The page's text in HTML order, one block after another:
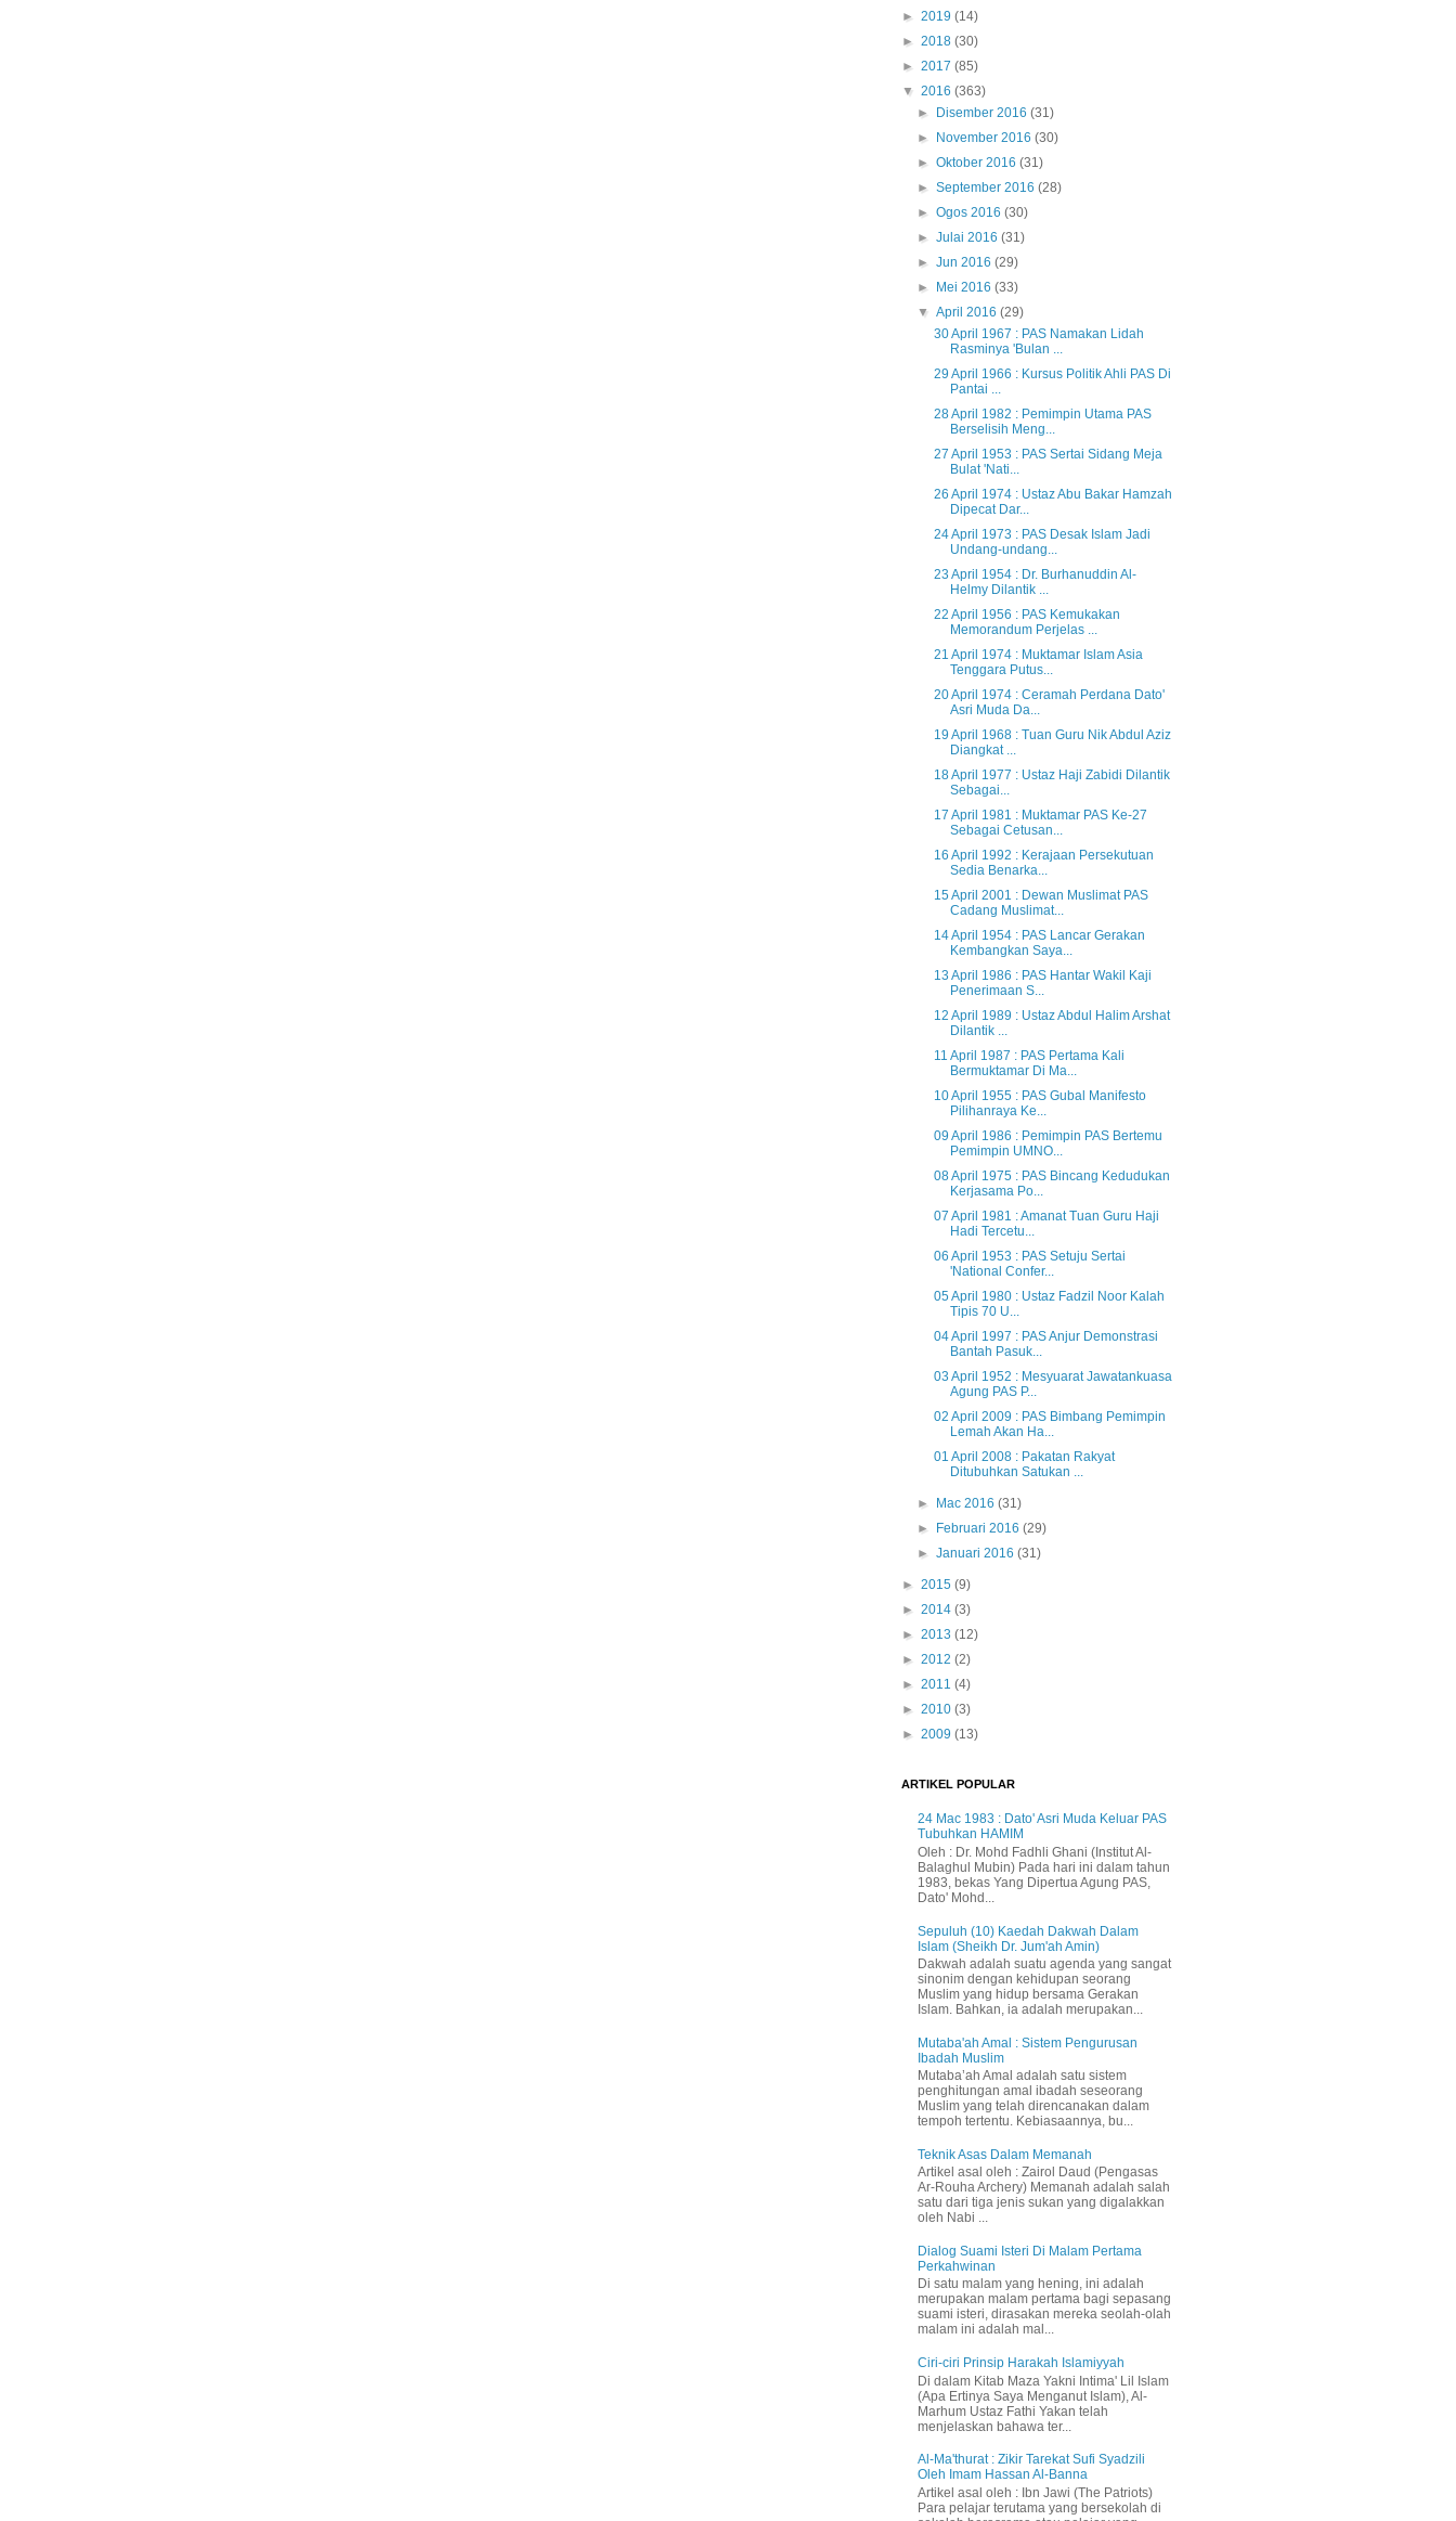
► 2019 (14)
► 2018 (30)
► 2017 (85)
▼ 2016 (363)
►
Disember 2016(31)
►
November 2016(30)
►Oktober 2016(31)
►September 2016(28)
►Ogos 2016(30)
►Julai 2016(31)
►Jun 2016(29)
►
Mei 2016(33)
▼April 2016(29)
30 April 1967 : PAS Namakan Lidah
Rasminya 'Bulan ...
29 April 1966 : Kursus Politik Ahli PAS Di
Pantai ...
28 April 1982 : Pemimpin Utama PAS
Berselisih Meng...
27 April 1953 : PAS Sertai Sidang Meja
Bulat 'Nati...
26 April 1974 : Ustaz Abu Bakar Hamzah
Dipecat Dar...
24 April 1973 : PAS Desak Islam Jadi
Undang-undang...
23 April 1954 : Dr. Burhanuddin Al-
Helmy Dilantik ...
22 April 1956 : PAS Kemukakan
Memorandum Perjelas ...
21 April 1974 : Muktamar Islam Asia
Tenggara Putus...
20 April 1974 : Ceramah Perdana Dato'
Asri Muda Da...
19 April 1968 : Tuan Guru Nik Abdul Aziz
Diangkat ...
18 April 1977 : Ustaz Haji Zabidi Dilantik
Sebagai...
17 April 1981 : Muktamar PAS Ke-27
Sebagai Cetusan...
16 April 1992 : Kerajaan Persekutuan
Sedia Benarka...
15 April 2001 : Dewan Muslimat PAS
Cadang Muslimat...
14 April 1954 : PAS Lancar Gerakan
Kembangkan Saya...
13 April 1986 : PAS Hantar Wakil Kaji
Penerimaan S...
12 April 1989 : Ustaz Abdul Halim Arshat
Dilantik ...
11 April 1987 : PAS Pertama Kali
Bermuktamar Di Ma...
10 April 1955 : PAS Gubal Manifesto
Pilihanraya Ke...
09 April 1986 : Pemimpin PAS Bertemu
Pemimpin UMNO...
08 April 1975 : PAS Bincang Kedudukan
Kerjasama Po...
07 April 1981 : Amanat Tuan Guru Haji
Hadi Tercetu...
06 April 1953 : PAS Setuju Sertai
'National Confer...
05 April 1980 : Ustaz Fadzil Noor Kalah
Tipis 70 U...
04 April 1997 : PAS Anjur Demonstrasi
Bantah Pasuk...
03 April 1952 : Mesyuarat Jawatankuasa
Agung PAS P...
02 April 2009 : PAS Bimbang Pemimpin
Lemah Akan Ha...
01 April 2008 : Pakatan Rakyat
Ditubuhkan Satukan ...
► Mac 2016(31)
►
Februari 2016(29)
►Januari 2016(31)
► 2015 (9)
► 2014 (3)
► 2013 (12)
► 2012 (2)
► 2011 (4)
► 2010 (3)
► 2009 (13)
ARTIKEL POPULAR
24 Mac 1983 : Dato' Asri Muda Keluar PAS
Tubuhkan HAMIM
Oleh : Dr. Mohd Fadhli Ghani (Institut Al-
Balaghul Mubin) Pada hari ini dalam tahun
1983, bekas Yang Dipertua Agung PAS,
Dato' Mohd...
Sepuluh (10) Kaedah Dakwah Dalam
Islam (Sheikh Dr. Jum'ah Amin)
Dakwah adalah suatu agenda yang sangat
sinonim dengan kehidupan seorang
Muslim yang hidup bersama Gerakan
Islam. Bahkan, ia adalah merupakan...
Mutaba'ah Amal : Sistem Pengurusan
Ibadah Muslim
Mutaba’ah Amal adalah satu sistem
penghitungan amal ibadah seseorang
Muslim yang telah direncanakan dalam
tempoh tertentu. Kebiasaannya, bu...
Teknik Asas Dalam Memanah
Artikel asal oleh : Zairol Daud (Pengasas
Ar-Rouha Archery) Memanah adalah salah
satu dari tiga jenis sukan yang digalakkan
oleh Nabi ...
Dialog Suami Isteri Di Malam Pertama
Perkahwinan
Di satu malam yang hening, ini adalah
merupakan malam pertama bagi sepasang
suami isteri, dirasakan mereka seolah-olah
malam ini adalah mal...
Ciri-ciri Prinsip Harakah Islamiyyah
Di dalam Kitab Maza Yakni Intima' Lil Islam
(Apa Ertinya Saya Menganut Islam), Al-
Marhum Ustaz Fathi Yakan telah
menjelaskan bahawa ter...
Al-Ma'thurat : Zikir Tarekat Sufi Syadzili
Oleh Imam Hassan Al-Banna
Artikel asal oleh : Ibn Jawi (The Patriots)
Para pelajar terutama yang bersekolah di